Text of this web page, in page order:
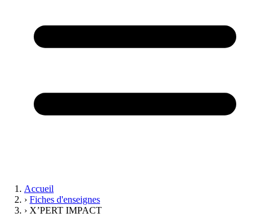
Accueil
› Fiches d'enseignes
› X’PERT IMPACT